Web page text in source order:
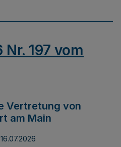
197 vom
Vertretung von
am Main
16.07.2026